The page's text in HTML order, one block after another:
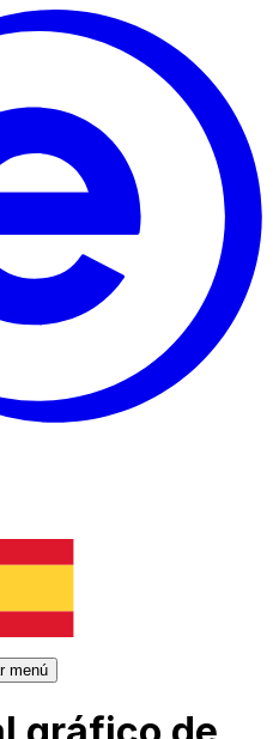
menú